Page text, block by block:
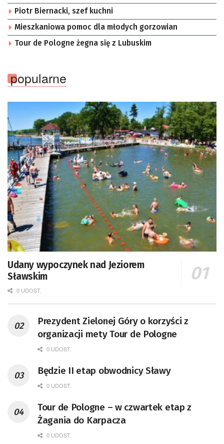
Piotr Biernacki, szef kuchni
Mieszkaniowa pomoc dla młodych gorzowian
Tour de Pologne żegna się z Lubuskim
popularne
Udany wypoczynek nad Jeziorem
Sławskim
0 UDOST.
Prezydent Zielonej Góry o korzyści z
organizacji mety Tour de Pologne
0 UDOST.
Będzie II etap obwodnicy Sławy
0 UDOST.
Tour de Pologne – w czwartek etap z
Żagania do Karpacza
0 UDOST.